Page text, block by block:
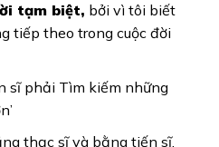
tạm biệt, bởi vì tôi biết
tiếp theo trong cuộc đời
sĩ phải Tìm kiếm những
thạc sĩ và bằng tiến sĩ,